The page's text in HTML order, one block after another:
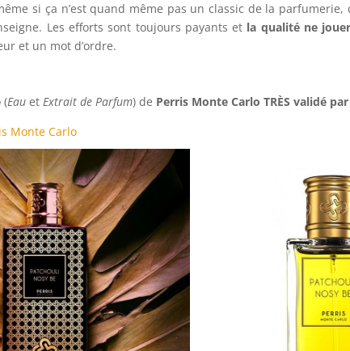
si ça n’est quand même pas un classic de la
Les efforts sont toujours payants et la qualité ne
et un mot d’ordre.
(Eau etExtrait de Parfum) de Perris Monte Carlo TRÈS validé
Monte Carlo